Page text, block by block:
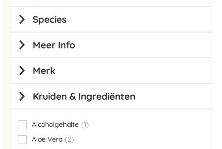
Species
Meer Info
Merk
Kruiden & Ingrediënten
Alcoholgehalte 1
item
Aloe Vera
2
items